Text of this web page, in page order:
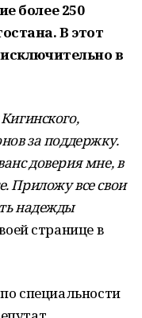
более 250
В этот
в
за поддержку.
доверия мне, в
Приложу все свои
надежды
странице в
специальности